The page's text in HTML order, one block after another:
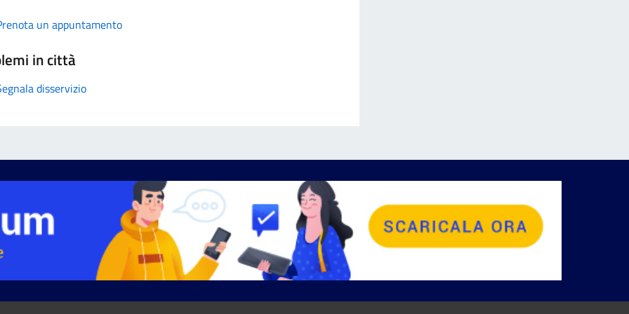
un appuntamento
in città
disservizio